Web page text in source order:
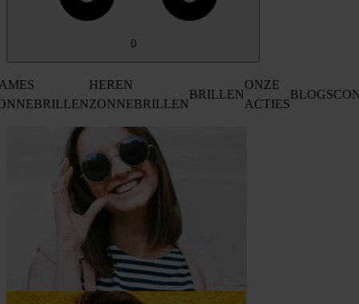
0
HEREN
ZONNEBRILLEN
BRILLEN
ONZE
ACTIES
BLOGS